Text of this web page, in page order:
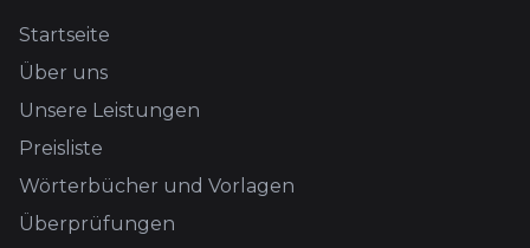
Startseite
Über uns
Unsere Leistungen
Preisliste
Wörterbücher und Vorlagen
Überprüfungen